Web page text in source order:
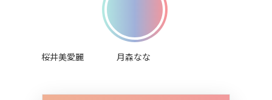
桜井美愛麗 月森なな